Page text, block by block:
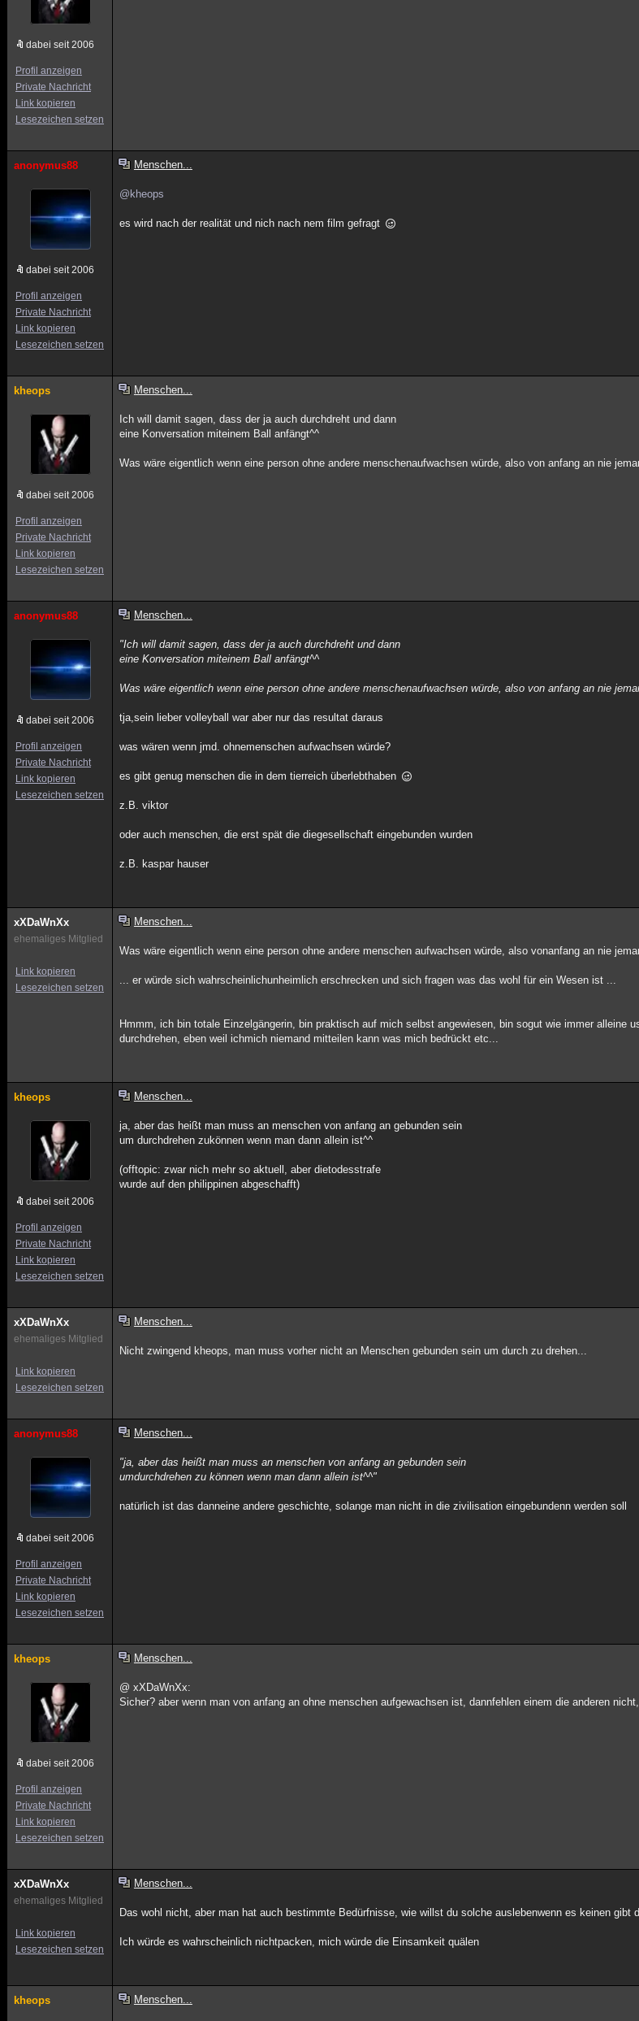
dabei seit 2006
Profil anzeigen
Private Nachricht
Link kopieren
Lesezeichen setzen
anonymus88
dabei seit 2006
Profil anzeigen
Private Nachricht
Link kopieren
Lesezeichen setzen
Menschen...
@kheops
es wird nach der realität und nich nach nem film gefragt
kheops
dabei seit 2006
Profil anzeigen
Private Nachricht
Link kopieren
Lesezeichen setzen
Menschen...
Ich will damit sagen, dass der ja auch durchdreht und dann
eine Konversation miteinem Ball anfängt^^
Was wäre eigentlich wenn eine person ohne andere menschenaufwachsen würde, also von anfang an nie
anonymus88
dabei seit 2006
Profil anzeigen
Private Nachricht
Link kopieren
Lesezeichen setzen
Menschen...
"Ich will damit sagen, dass der ja auch durchdreht und dann
eine Konversation miteinem Ball anfängt^^
Was wäre eigentlich wenn eine person ohne andere menschenaufwachsen würde, also von anfang an nie
tja,sein lieber volleyball war aber nur das resultat daraus
was wären wenn jmd. ohnemenschen aufwachsen würde?
es gibt genug menschen die in dem tierreich überlebthaben
z.B. viktor
oder auch menschen, die erst spät die diegesellschaft eingebunden wurden
z.B. kaspar hauser
xXDaWnXx
ehemaliges Mitglied
Link kopieren
Lesezeichen setzen
Menschen...
Was wäre eigentlich wenn eine person ohne andere menschen aufwachsen würde, also vonanfang an nie
... er würde sich wahrscheinlichunheimlich erschrecken und sich fragen was das wohl für ein Wesen ist ...
Hmmm, ich bin totale Einzelgängerin, bin praktisch auf mich selbst angewiesen, bin sogut wie immer alleine
durchdrehen, eben weil ichmich niemand mitteilen kann was mich bedrückt etc...
kheops
dabei seit 2006
Profil anzeigen
Private Nachricht
Link kopieren
Lesezeichen setzen
Menschen...
ja, aber das heißt man muss an menschen von anfang an gebunden sein
um durchdrehen zukönnen wenn man dann allein ist^^
(offtopic: zwar nich mehr so aktuell, aber dietodesstrafe
wurde auf den philippinen abgeschafft)
xXDaWnXx
ehemaliges Mitglied
Link kopieren
Lesezeichen setzen
Menschen...
Nicht zwingend kheops, man muss vorher nicht an Menschen gebunden sein um durch zu drehen...
anonymus88
dabei seit 2006
Profil anzeigen
Private Nachricht
Link kopieren
Lesezeichen setzen
Menschen...
"ja, aber das heißt man muss an menschen von anfang an gebunden sein
umdurchdrehen zu können wenn man dann allein ist^^"
natürlich ist das danneine andere geschichte, solange man nicht in die zivilisation eingebundenn werden soll
kheops
dabei seit 2006
Profil anzeigen
Private Nachricht
Link kopieren
Lesezeichen setzen
Menschen...
@ xXDaWnXx:
Sicher? aber wenn man von anfang an ohne menschen aufgewachsen ist, dannfehlen einem die anderen
xXDaWnXx
ehemaliges Mitglied
Link kopieren
Lesezeichen setzen
Menschen...
Das wohl nicht, aber man hat auch bestimmte Bedürfnisse, wie willst du solche auslebenwenn es keinen gibt
Ich würde es wahrscheinlich nichtpacken, mich würde die Einsamkeit quälen
kheops Menschen...